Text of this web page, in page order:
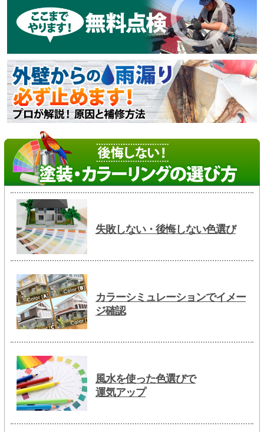
失敗しない・後悔しない色選び
カラーシミュレーションでイメー
ジ確認
風水を使った色選びで
運気アップ